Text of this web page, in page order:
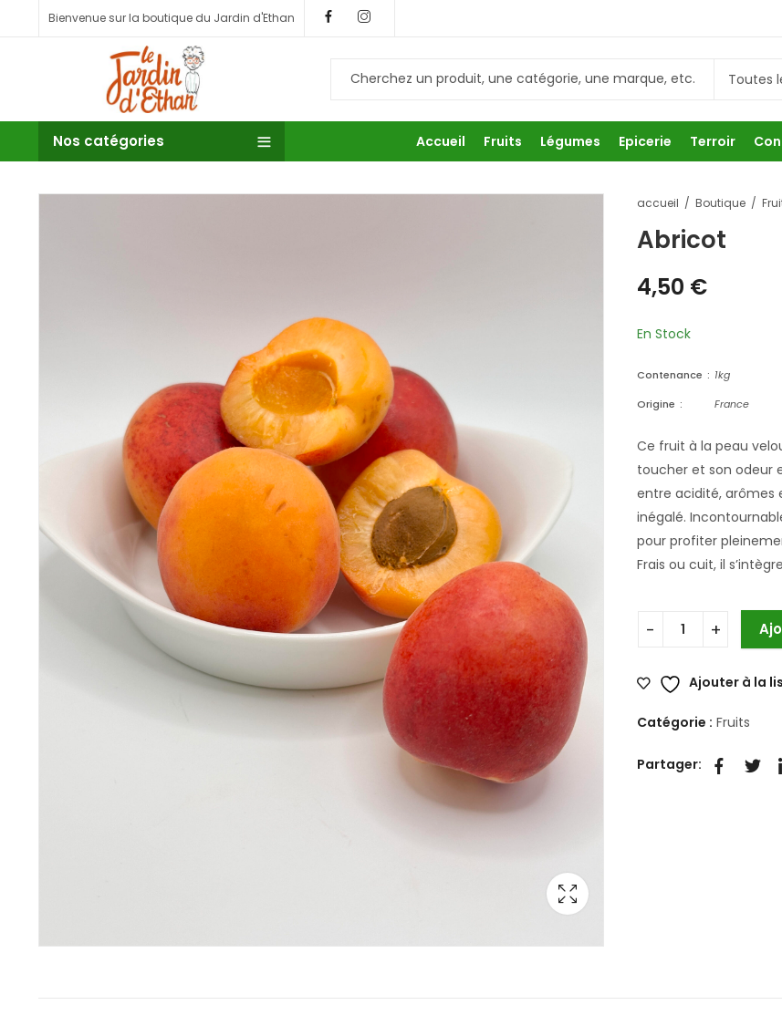
Bienvenue sur la boutique du Jardin d'Ethan
Nos catégories Accueil Fruits Légumes Epicerie Terroir
accueil Boutique
Abricot
4,50 €
En Stock
Contenance
1kg
Origine
France
Ce fruit à la peau
toucher et son odeur
entre acidité, arômes
inégalé.
pour profiter
Frais ou cuit, il
Ajouter à la
Catégorie : Fruits
Partager: